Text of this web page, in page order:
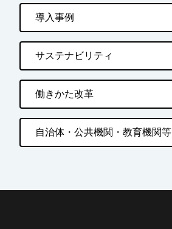
導入事例
サステナビリティ
働きかた改革
自治体・公共機関・教育機関等